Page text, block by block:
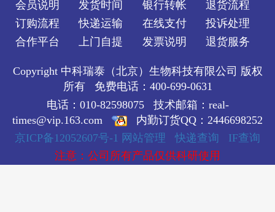
会员说明
订购流程
合作平台
发货时间
快递运输
上门自提
银行转帐
在线支付
发票说明
退货流程
投诉处理
退货服务
Copyright 中科瑞泰（北京）生物科技有限公司 版权
所有 免费电话：400-699-0631
电话：010-82598075 技术邮箱：real-
times@vip.163.com
内勤订货QQ：2446698252
京ICP备12052607号-1 网站管理 快递查询
IF查询
注意：公司所有产品仅供科研使用